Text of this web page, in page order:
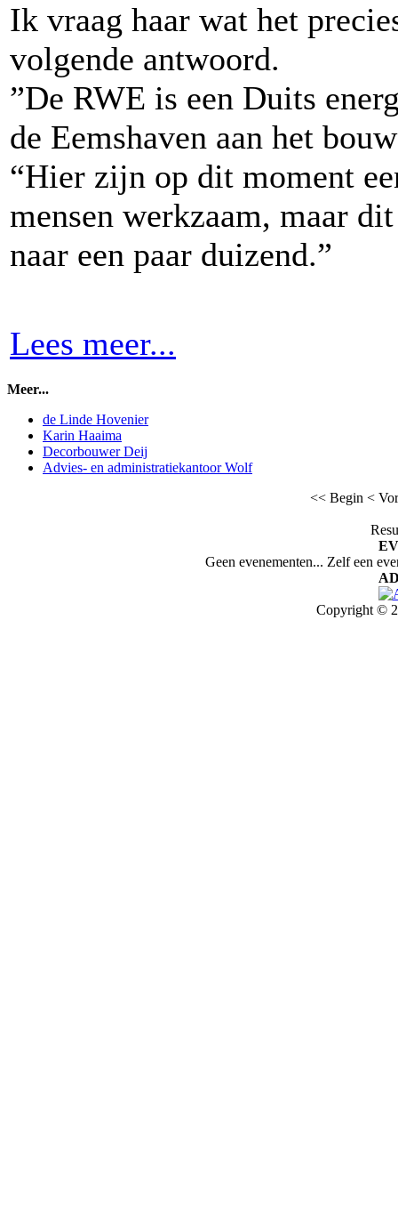
Ik vraag haar wat het
volgende antwoord.
”De RWE is een Duits
de Eemshaven aan het
“Hier zijn op dit moment
mensen werkzaam, maar
naar een paar duizend.”
Lees meer...
Meer...
de Linde Hovenier
Karin Haaima
Decorbouwer Deij
Advies- en administratiekantoor Wolf
<< Begin <
Geen evenementen... Zelf een
Copyright ©